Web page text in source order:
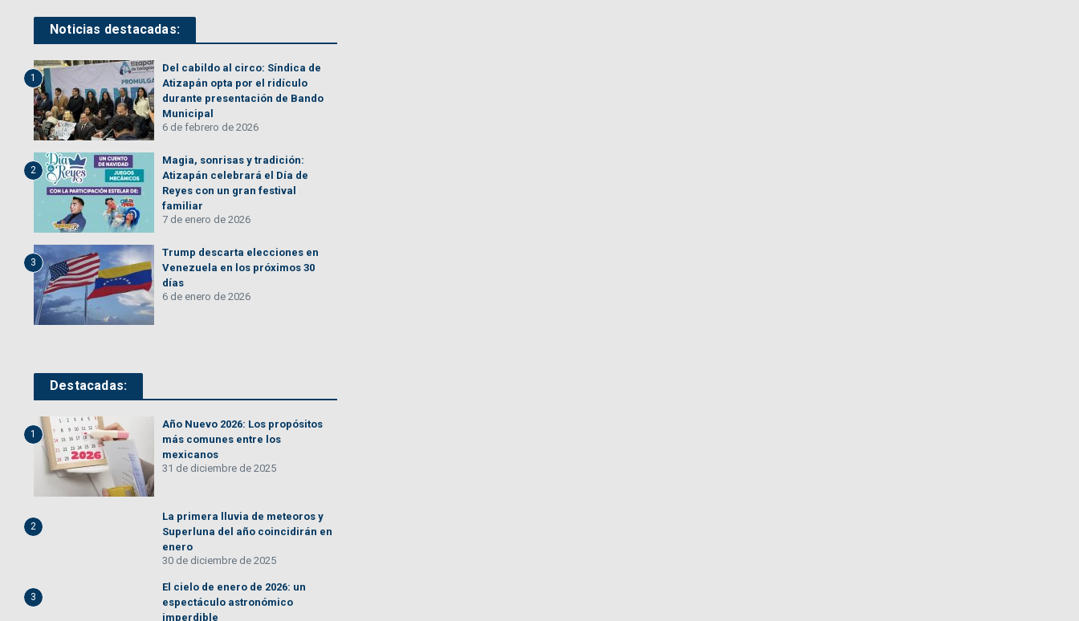
Noticias destacadas:
1
Del cabildo al circo: Síndica de
Atizapán opta por el ridículo
durante presentación de Bando
Municipal
6 de febrero de 2026
2
Magia, sonrisas y tradición:
Atizapán celebrará el Día de
Reyes con un gran festival
familiar
7 de enero de 2026
3
Trump descarta elecciones en
Venezuela en los próximos 30
días
6 de enero de 2026
Destacadas:
1
Año Nuevo 2026: Los propósitos
más comunes entre los
mexicanos
31 de diciembre de 2025
2
La primera lluvia de meteoros y
Superluna del año coincidirán en
enero
30 de diciembre de 2025
3
El cielo de enero de 2026: un
espectáculo astronómico
imperdible